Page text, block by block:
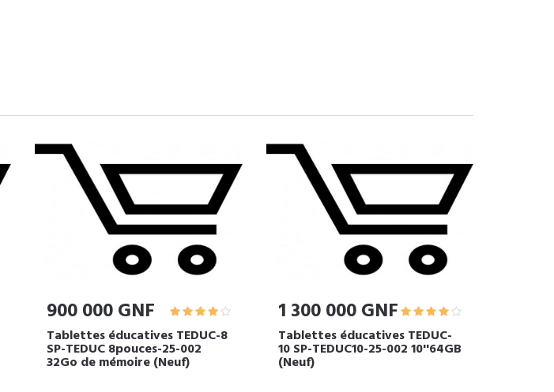
900 000 GNF
Tablettes éducatives TEDUC-8
SP-TEDUC 8pouces-25-002
32Go de mémoire (Neuf)
1 300 000 GNF
Tablettes éducatives TEDUC-
10 SP-TEDUC10-25-002 10''64GB
(Neuf)